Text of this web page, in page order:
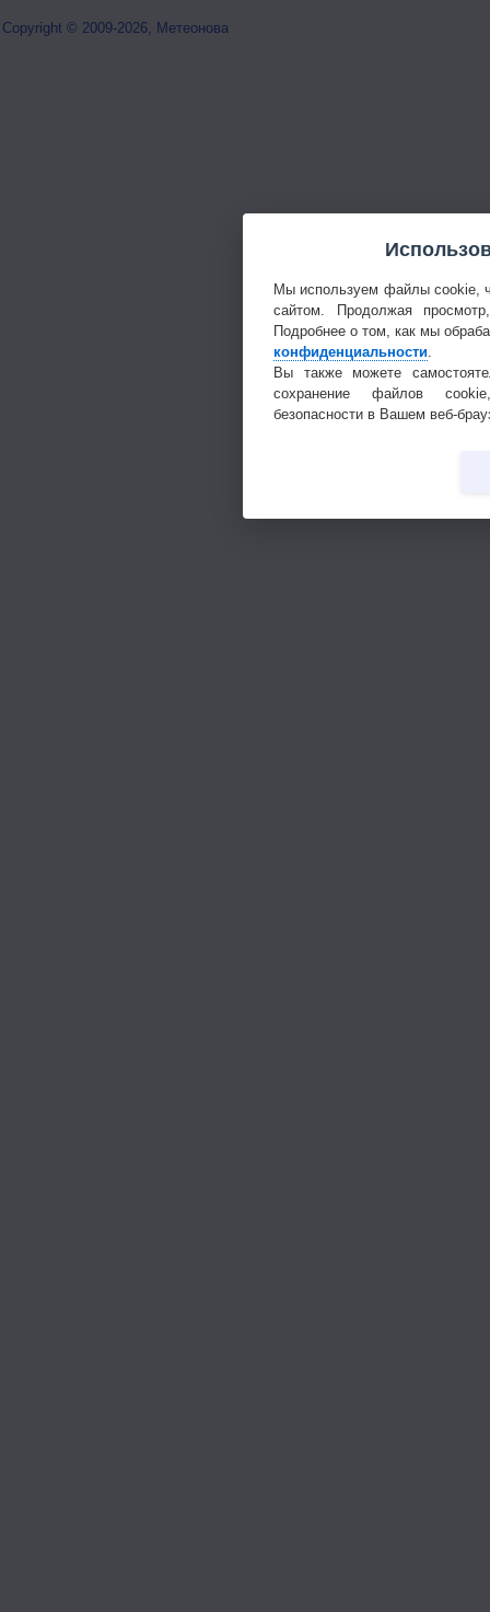
Copyright © 2009-2026, Метеонова
Мы используем файлы cookie,
сайтом. Продолжая
Подробнее о том, как мы
конфиденциальности.
Вы также можете
сохранение файлов
безопасности в Вашем веб-